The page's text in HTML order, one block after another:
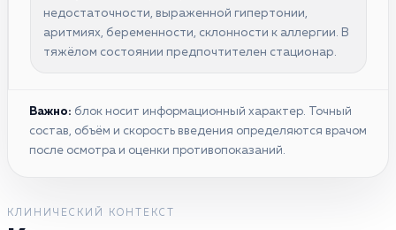
недостаточности, выраженной гипертонии,
аритмиях, беременности, склонности к аллергии. В
тяжёлом состоянии предпочтителен стационар.
Важно: блок носит информационный характер. Точный
состав, объём и скорость введения определяются врачом
после осмотра и оценки противопоказаний.
КЛИНИЧЕСКИЙ КОНТЕКСТ